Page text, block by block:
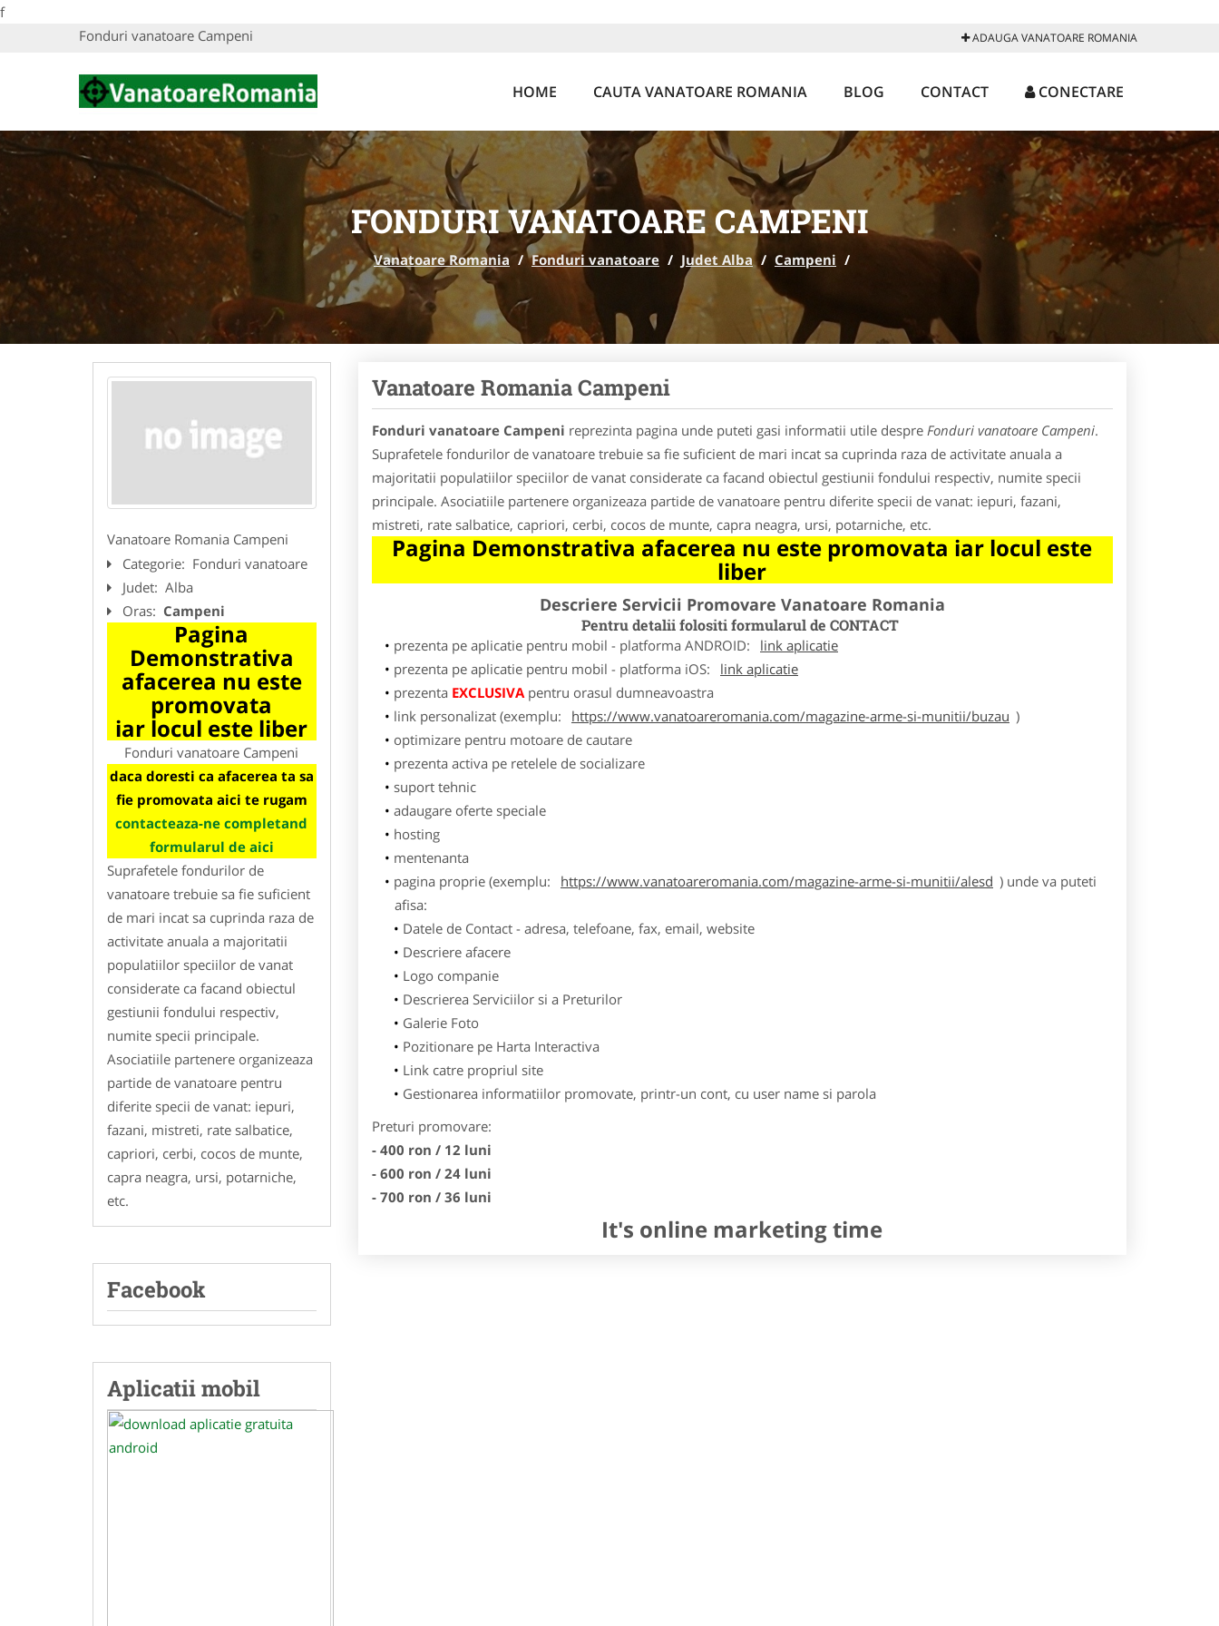
f
Fonduri vanatoare Campeni
ADAUGA VANATOARE ROMANIA
HOME CAUTA VANATOARE ROMANIA BLOG CONTACT CONECTARE
FONDURI VANATOARE CAMPENI
Vanatoare Romania / Fonduri vanatoare / Judet Alba / Campeni /
Vanatoare Romania Campeni
Categorie: Fonduri vanatoare
Judet: Alba
Oras: Campeni
Pagina
Demonstrativa
afacerea nu este
promovata
iar locul este liber
Fonduri vanatoare Campeni
daca doresti ca afacerea ta sa
fie promovata aici te rugam
contacteaza-ne completand
formularul de aici
Suprafetele fondurilor de
vanatoare trebuie sa fie suficient
de mari incat sa cuprinda raza de
activitate anuala a majoritatii
populatiilor speciilor de vanat
considerate ca facand obiectul
gestiunii fondului respectiv,
numite specii principale.
Asociatiile partenere organizeaza
partide de vanatoare pentru
diferite specii de vanat: iepuri,
fazani, mistreti, rate salbatice,
capriori, cerbi, cocos de munte,
capra neagra, ursi, potarniche,
etc.
Facebook
Aplicatii mobil
Vanatoare Romania Campeni
Fonduri vanatoare Campeni reprezinta pagina unde puteti gasi informatii utile despre Fonduri vanatoare Campeni.
Suprafetele fondurilor de vanatoare trebuie sa fie suficient de mari incat sa cuprinda raza de activitate anuala a
majoritatii populatiilor speciilor de vanat considerate ca facand obiectul gestiunii fondului respectiv, numite specii
principale. Asociatiile partenere organizeaza partide de vanatoare pentru diferite specii de vanat: iepuri, fazani,
mistreti, rate salbatice, capriori, cerbi, cocos de munte, capra neagra, ursi, potarniche, etc.
Pagina Demonstrativa afacerea nu este promovata iar locul este
liber
Descriere Servicii Promovare Vanatoare Romania
Pentru detalii folositi formularul de CONTACT
prezenta pe aplicatie pentru mobil - platforma ANDROID:
link aplicatie
prezenta pe aplicatie pentru mobil - platforma iOS:
link aplicatie
prezenta EXCLUSIVApentru orasul dumneavoastra
link personalizat (exemplu:
https://www.vanatoareromania.com/magazine-arme-si-munitii/buzau )
optimizare pentru motoare de cautare
prezenta activa pe retelele de socializare
suport tehnic
adaugare oferte speciale
hosting
mentenanta
pagina proprie (exemplu:
https://www.vanatoareromania.com/magazine-arme-si-munitii/alesd ) unde va puteti
afisa:
Datele de Contact - adresa, telefoane, fax, email, website
Descriere afacere
Logo companie
Descrierea Serviciilor si a Preturilor
Galerie Foto
Pozitionare pe Harta Interactiva
Link catre propriul site
Gestionarea informatiilor promovate, printr-un cont, cu user name si parola
Preturi promovare:
- 400 ron / 12 luni
- 600 ron / 24 luni
- 700 ron / 36 luni
It's online marketing time